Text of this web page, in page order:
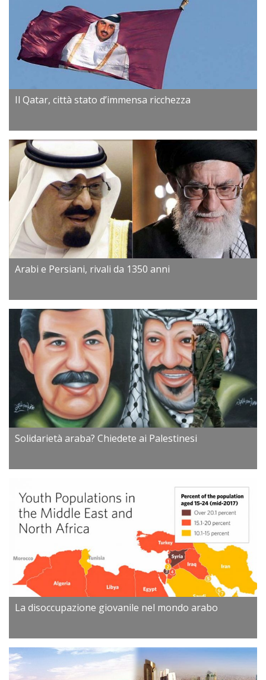
Il Qatar, città stato d’immensa ricchezza
Arabi e Persiani, rivali da 1350 anni
Solidarietà araba? Chiedete ai Palestinesi
La disoccupazione giovanile nel mondo arabo